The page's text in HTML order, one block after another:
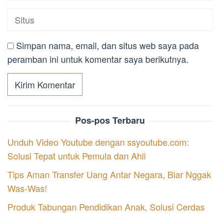
Simpan nama, email, dan situs web saya pada
peramban ini untuk komentar saya berikutnya.
Pos-pos Terbaru
Unduh Video Youtube dengan ssyoutube.com:
Solusi Tepat untuk Pemula dan Ahli
Tips Aman Transfer Uang Antar Negara, Biar Nggak
Was-Was!
Produk Tabungan Pendidikan Anak, Solusi Cerdas